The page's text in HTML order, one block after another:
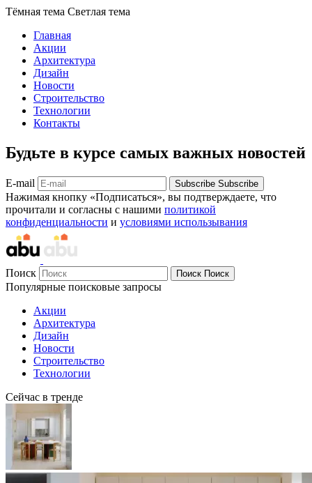
Тёмная тема Светлая тема
Главная
Акции
Архитектура
Дизайн
Новости
Строительство
Технологии
Контакты
Будьте в курсе самых важных новостей
E-mail Subscribe Subscribe
Нажимая кнопку «Подписаться», вы подтверждаете, что
прочитали и согласны с нашими политикой
конфиденциальности и условиями использывания
Поиск Поиск Поиск
Популярные поисковые запросы
Акции
Архитектура
Дизайн
Новости
Строительство
Технологии
Сейчас в тренде